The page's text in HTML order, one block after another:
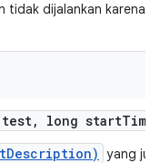
dijalankan karena
test, long start
yang